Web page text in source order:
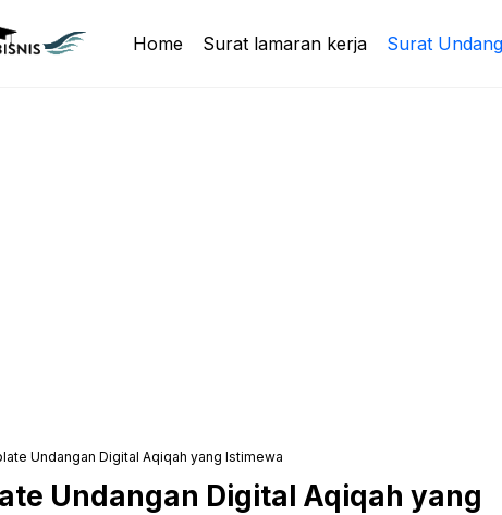
Home Surat lamaran kerja Surat
Undangan Digital Aqiqah yang Istimewa
Undangan Digital Aqiqah yang